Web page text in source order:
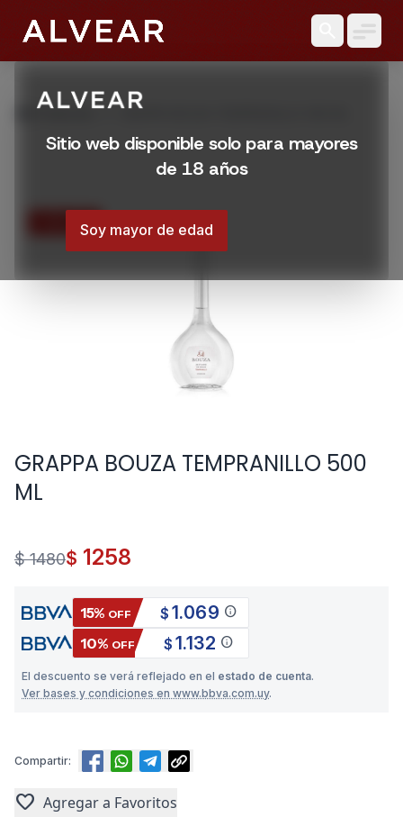
Sitio web disponible solo para mayores
de 18 años
Soy mayor de edad
Productos GRAPPA BOUZA TEMPRANILLO 500 ML
15% OFF
GRAPPA BOUZA TEMPRANILLO 500
ML
$ 1480$ 1258
15% OFF $ 1.069 info
10% OFF $ 1.132 info
El descuento se verá reflejado en el estado de cuenta.
Ver bases y condiciones en www.bbva.com.uy.
Compartir:
favorite Agregar a Favoritos